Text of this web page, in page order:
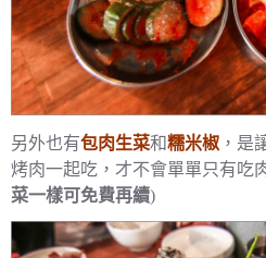
另外也有包肉生菜和糯米椒 ，是
烤肉一起吃，才不會單單只有吃
菜一樣可免費再續)